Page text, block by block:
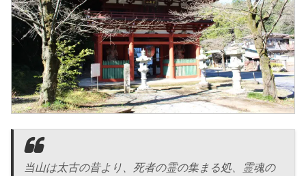
当山は太古の昔より、死者の霊の集まる処、霊魂の